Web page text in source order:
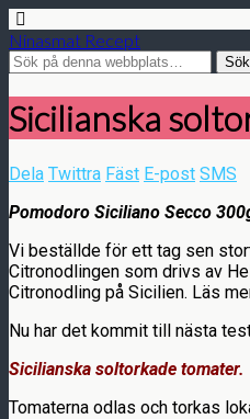
Ninasmat Recept
Sicilianska
Dela Twittra Fäst E-post SMS
Pomodoro Siciliano Secco
Vi beställde för ett tag sen
Citronodlingen som drivs av
Citronodling på Sicilien. Läs
Nu har det kommit till nästa
Sicilianska soltorkade tomater.
Tomaterna odlas och torkas